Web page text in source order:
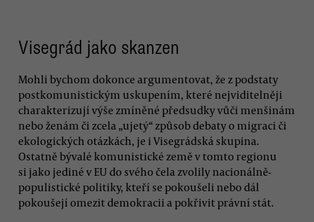
Visegrád jako skanzen
Mohli bychom dokonce argumentovat, že z podstaty
postkomunistickým uskupením, které nejviditelněji
charakterizují výše zmíněné předsudky vůči menšinám
nebo ženám či zcela „ujetý“ způsob debaty o migraci či
ekologických otázkách, je i Visegrádská skupina.
Ostatně bývalé komunistické země v tomto regionu
si jako jediné v EU do svého čela zvolily nacionálně-
populistické politiky, kteří se pokoušeli nebo dál
pokoušejí omezit demokracii a pokřivit právní stát.